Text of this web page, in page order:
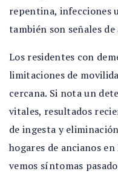
repentina, infecciones
también son señales
Los residentes con
limitaciones de
cercana. Si nota un
vitales, resultados
de ingesta y
hogares de ancianos
vemos síntomas